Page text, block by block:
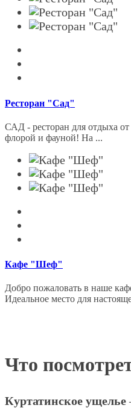
Ресторан "Сад"
САД - ресторан для отдыха от
флорой и фауной! На ...
Кафе "Шеф"
Добро пожаловать в наше
Идеальное место для
Что
Куртатинское ущелье